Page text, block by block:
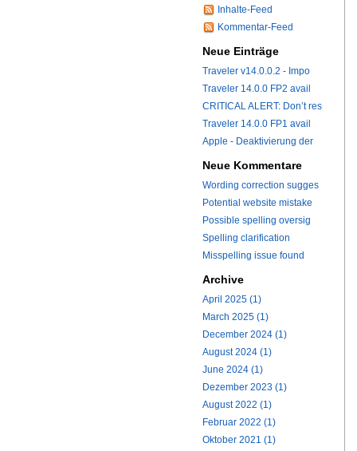
Inhalte-Feed
Kommentar-Feed
Neue Einträge
Traveler v14.0.0.2 - Impo
Traveler 14.0.0 FP2 avail
CRITICAL ALERT: Don’t res
Traveler 14.0.0 FP1 avail
Apple - Deaktivierung der
Neue Kommentare
Wording correction sugges
Potential website mistake
Possible spelling oversig
Spelling clarification
Misspelling issue found
Archive
April 2025 (1)
March 2025 (1)
December 2024 (1)
August 2024 (1)
June 2024 (1)
Dezember 2023 (1)
August 2022 (1)
Februar 2022 (1)
Oktober 2021 (1)